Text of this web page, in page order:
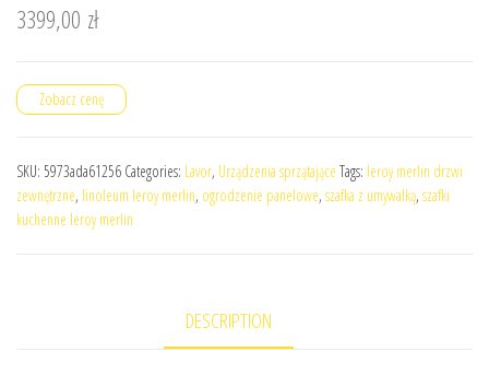
3399,00 zł
Zobacz cenę
SKU: 5973ada61256 Categories: Lavor, Urządzenia sprzątające Tags: leroy merlin drzwi
zewnętrzne, linoleum leroy merlin, ogrodzenie panelowe, szafka z umywalką, szafki
kuchenne leroy merlin
DESCRIPTION